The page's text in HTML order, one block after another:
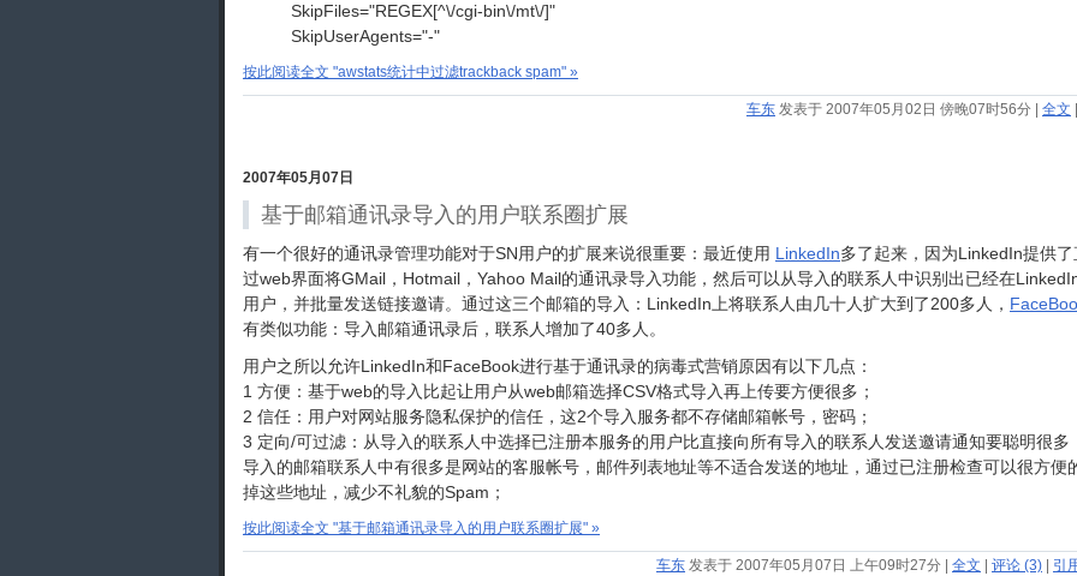
SkipFiles="REGEX[^\/cgi-bin\/mt\/]"
SkipUserAgents="-"
按此阅读全文 "awstats统计中过滤trackback spam" »
车东 发表于 2007年05月02日 傍晚07时56分 全文
2007年05月07日
基于邮箱通讯录导入的用户联系圈扩展
有一个很好的通讯录管理功能对于SN用户的扩展来说很重要：最近使用 LinkedIn多了起来，因为LinkedIn提供
过web界面将GMail，Hotmail，Yahoo Mail的通讯录导入功能，然后可以从导入的联系人中识别出已经在
用户，并批量发送链接邀请。通过这三个邮箱的导入：LinkedIn上将联系人由几十人扩大到了200多人，
有类似功能：导入邮箱通讯录后，联系人增加了40多人。
用户之所以允许LinkedIn和FaceBook进行基于通讯录的病毒式营销原因有以下几点：
1 方便：基于web的导入比起让用户从web邮箱选择CSV格式导入再上传要方便很多；
2 信任：用户对网站服务隐私保护的信任，这2个导入服务都不存储邮箱帐号，密码；
3 定向/可过滤：从导入的联系人中选择已注册本服务的用户比直接向所有导入的联系人发送邀请通知要聪明很多
导入的邮箱联系人中有很多是网站的客服帐号，邮件列表地址等不适合发送的地址，通过已注册检查可以很方便
掉这些地址，减少不礼貌的Spam；
按此阅读全文 "基于邮箱通讯录导入的用户联系圈扩展" »
车东 发表于 2007年05月07日 上午09时27分 全文 评论 (3) 引